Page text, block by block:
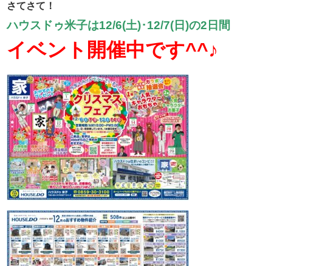
さてさて！
ハウスドゥ米子は12/6(土)･12/7(日)の2日間
イベント開催中です^^♪